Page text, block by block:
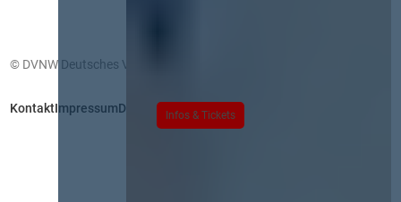
Infos & Tickets
© DVNW Deutsches Vergabenetzwerk GmbH
KontaktImpressumDatenschutz